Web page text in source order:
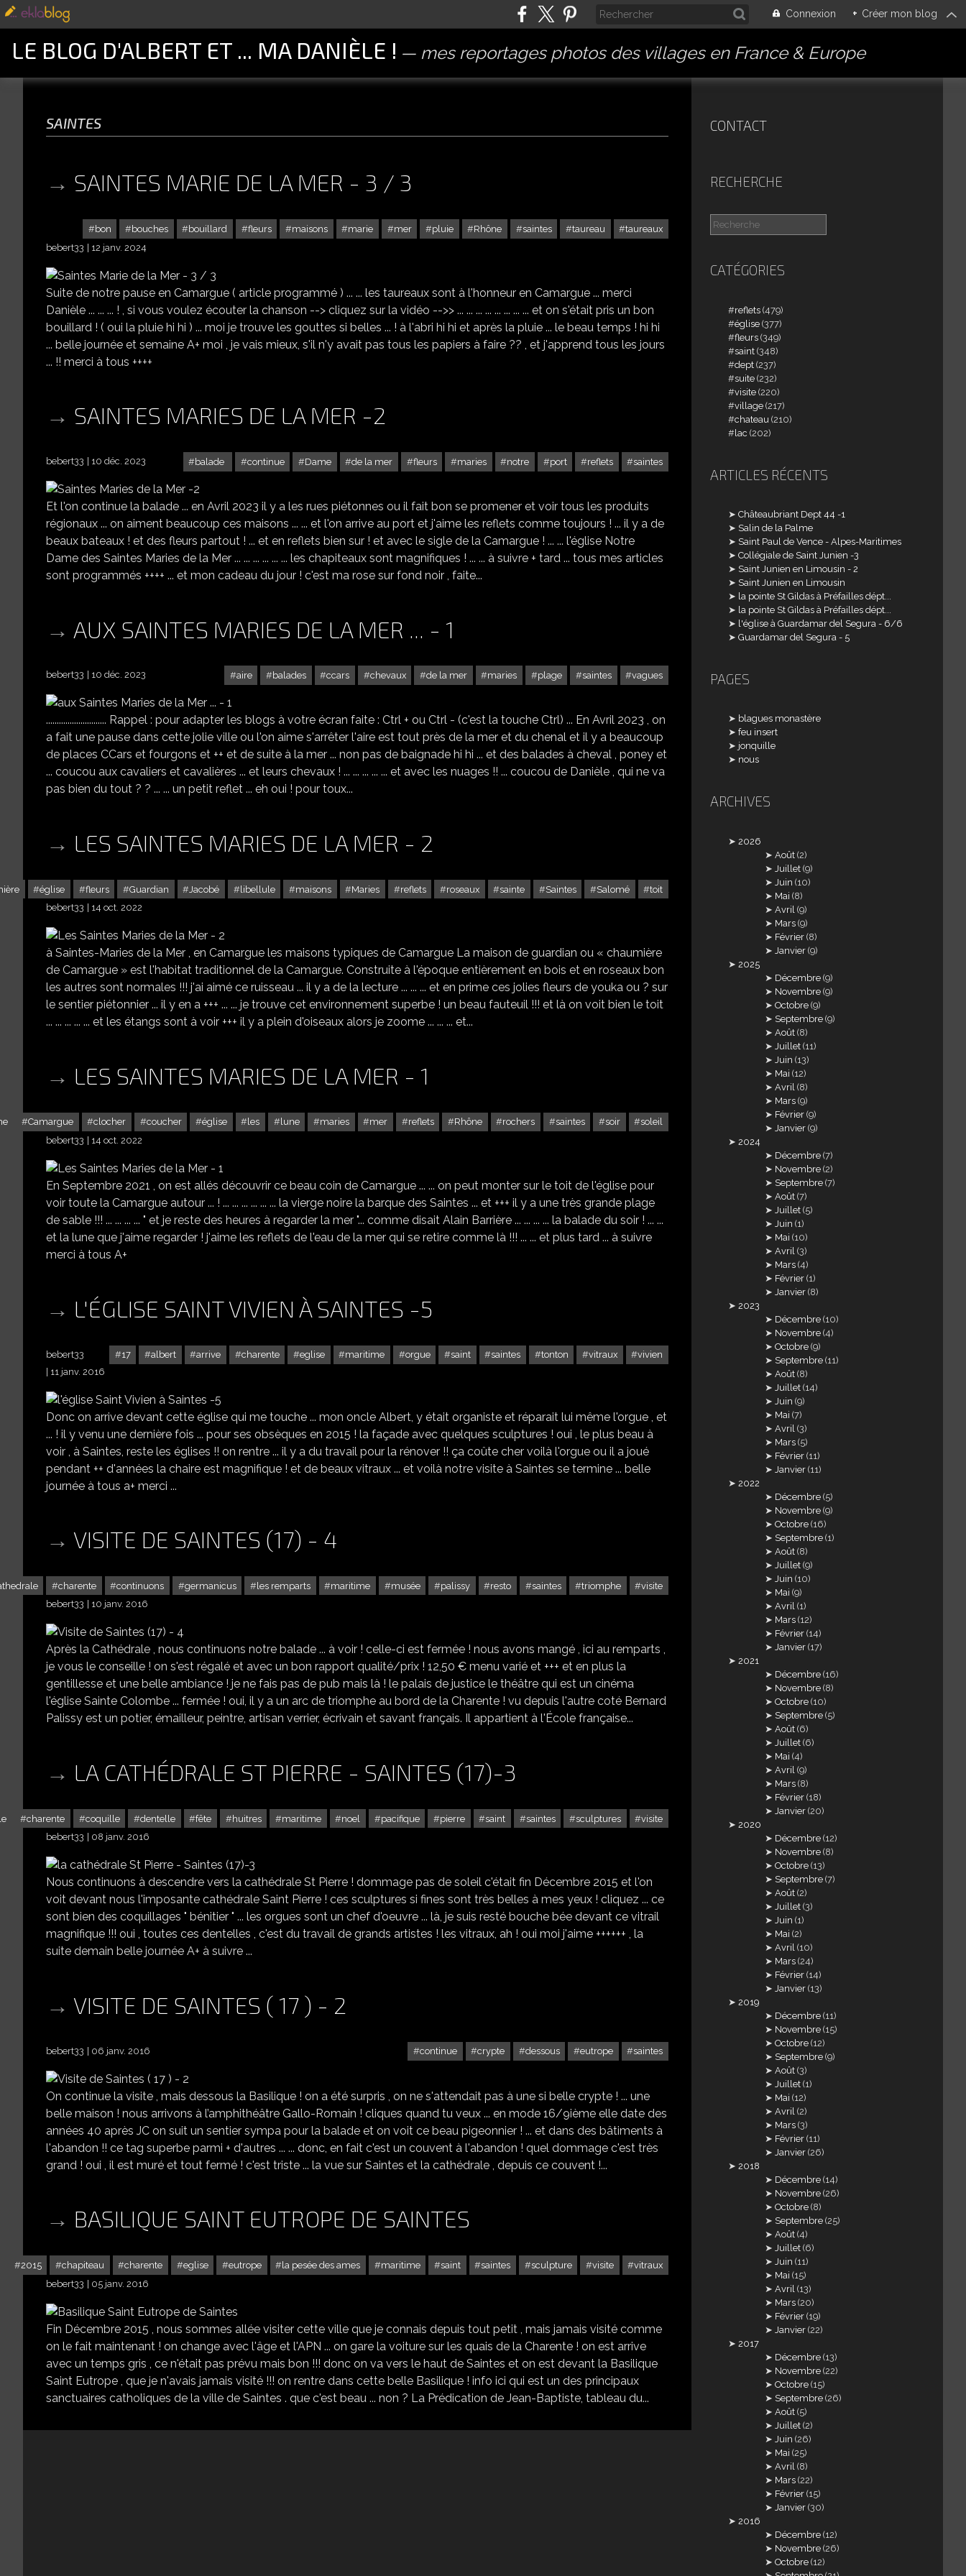
Connexion + Créer mon blog
LE BLOG D'ALBERT ET ... MA DANIÈLE ! mes reportages photos des villages en France & Europe
saintes
SAINTES MARIE DE LA MER - 3 / 3
bon bouches bouillard fleurs maisons marie mer pluie Rhône saintes taureau
taureaux
bebert33
12 janv. 2024
Suite de notre pause en Camargue ( article programmé ) ... ... les taureaux sont à l'honneur en Camargue ... merci
Danièle ... ... ... ! , si vous voulez écouter la chanson --> cliquez sur la vidéo -->> ... ... ... ... ... ... ... ... et on s'était pris un bon
bouillard ! ( oui la pluie hi hi ) ... moi je trouve les gouttes si belles ... ! à l'abri hi hi et après la pluie ... le beau temps ! hi hi
... belle journée et semaine A+ moi , je vais mieux, s'il n'y avait pas tous les papiers à faire ?? , et j'apprend tous les jours
... !! merci à tous ++++
SAINTES MARIES DE LA MER -2
balade continue Dame de la mer fleurs maries notre port reflets saintes
bebert33 10 déc. 2023 SAINTES MARIES DE LA MER -2
Et l'on continue la balade ... en Avril 2023 il y a les rues piétonnes ou il fait bon se promener et voir tous les produits
régionaux ... on aiment beaucoup ces maisons ... ... et l'on arrive au port et j'aime les reflets comme toujours ! ... il y a de
beaux bateaux ! et des fleurs partout ! ... et en reflets bien sur ! et avec le sigle de la Camargue ! ... ... l'église Notre
Dame des Saintes Maries de la Mer ... ... ... ... ... ... les chapiteaux sont magnifiques ! ... ... à suivre + tard ... tous mes articles
sont programmés ++++ ... et mon cadeau du jour ! c'est ma rose sur fond noir , faite...
AUX SAINTES MARIES DE LA MER ... - 1
aire balades ccars chevaux de la mer maries plage saintes vagues
bebert33 10 déc. 2023 AUX SAINTES MARIES DE LA MER ... - 1
............................ Rappel : pour adapter les blogs à votre écran faite : Ctrl + ou Ctrl - (c'est la touche Ctrl) ... En Avril 2023 , on
a fait une pause dans cette jolie ville ou l'on aime s'arrêter l'aire est tout près de la mer et du chenal et il y a beaucoup
de places CCars et fourgons et ++ et de suite à la mer ... non pas de baignade hi hi ... et des balades à cheval , poney et
... coucou aux cavaliers et cavalières ... et leurs chevaux ! ... ... ... ... ... et avec les nuages !! ... coucou de Danièle , qui ne va
pas bien du tout ? ? ... ... un petit reflet ... eh oui ! pour toux...
LES SAINTES MARIES DE LA MER - 2
église fleurs Guardian Jacobé libellule maisons Maries reflets roseaux sainte Saintes Salomé
toit
bebert33
14 oct. 2022
à Saintes-Maries de la Mer , en Camargue les maisons typiques de Camargue La maison de guardian ou « chaumière
de Camargue » est l'habitat traditionnel de la Camargue. Construite à l'époque entièrement en bois et en roseaux bon
les autres sont normales !!! j'ai aimé ce ruisseau ... il y a de la lecture ... ... ... et en prime ces jolies fleurs de youka ou ? sur
le sentier piétonnier ... il y en a +++ ... ... je trouve cet environnement superbe ! un beau fauteuil !!! et là on voit bien le toit
... ... ... ... ... et les étangs sont à voir +++ il y a plein d'oiseaux alors je zoome ... ... ... et...
LES SAINTES MARIES DE LA MER - 1
Camargue clocher coucher église les lune maries mer reflets Rhône rochers saintes soir
soleil
bebert33
14 oct. 2022
En Septembre 2021 , on est allés découvrir ce beau coin de Camargue ... ... on peut monter sur le toit de l'église pour
voir toute la Camargue autour ... ! ... ... ... ... ... ... la vierge noire la barque des Saintes ... et +++ il y a une très grande plage
de sable !!! ... ... ... ... " et je reste des heures à regarder la mer "... comme disait Alain Barrière ... ... ... ... la balade du soir ! ... ...
et la lune que j'aime regarder ! j'aime les reflets de l'eau de la mer qui se retire comme là !!! ... ... et plus tard ... à suivre
merci à tous A+
L'ÉGLISE SAINT VIVIEN À SAINTES -5
17 albert arrive charente eglise maritime orgue saint saintes tonton vitraux vivien
bebert33
11 janv. 2016
Donc on arrive devant cette église qui me touche ... mon oncle Albert, y était organiste et réparait lui même l'orgue , et
... ! il y venu une dernière fois ... pour ses obsèques en 2015 ! la façade avec quelques sculptures ! oui , le plus beau à
voir , à Saintes, reste les églises !! on rentre ... il y a du travail pour la rénover !! ça coûte cher voilà l'orgue ou il a joué
pendant ++ d'années la chaire est magnifique ! et de beaux vitraux ... et voilà notre visite à Saintes se termine ... belle
journée à tous a+ merci ...
VISITE DE SAINTES (17) - 4
charente continuons germanicus les remparts maritime musée palissy resto saintes triomphe
visite
bebert33
10 janv. 2016
Après la Cathédrale , nous continuons notre balade ... à voir ! celle-ci est fermée ! nous avons mangé , ici au remparts ,
je vous le conseille ! on s'est régalé et avec un bon rapport qualité/prix ! 12,50 € menu varié et +++ et en plus la
gentillesse et une belle ambiance ! je ne fais pas de pub mais là ! le palais de justice le théâtre qui est un cinéma
l'église Sainte Colombe ... fermée ! oui, il y a un arc de triomphe au bord de la Charente ! vu depuis l'autre coté Bernard
Palissy est un potier, émailleur, peintre, artisan verrier, écrivain et savant français. Il appartient à l'École française...
LA CATHÉDRALE ST PIERRE - SAINTES (17)-3
charente coquille dentelle fête huitres maritime noel pacifique pierre saint saintes sculptures
visite
bebert33
08 janv. 2016
Nous continuons à descendre vers la cathédrale St Pierre ! dommage pas de soleil c'était fin Décembre 2015 et l'on
voit devant nous l'imposante cathédrale Saint Pierre ! ces sculptures si fines sont très belles à mes yeux ! cliquez ... ce
sont bien des coquillages " bénitier " ... les orgues sont un chef d'oeuvre ... là, je suis resté bouche bée devant ce vitrail
magnifique !!! oui , toutes ces dentelles , c'est du travail de grands artistes ! les vitraux, ah ! oui moi j'aime ++++++ , la
suite demain belle journée A+ à suivre ...
VISITE DE SAINTES ( 17 ) - 2
continue crypte dessous eutrope saintes
bebert33 06 janv. 2016 VISITE DE SAINTES ( 17 ) - 2
On continue la visite , mais dessous la Basilique ! on a été surpris , on ne s'attendait pas à une si belle crypte ! ... une
belle maison ! nous arrivons à l’amphithéâtre Gallo-Romain ! cliques quand tu veux ... en mode 16/9ième elle date des
années 40 après JC on suit un sentier sympa pour la balade et on voit ce beau pigeonnier ! ... et dans des bâtiments à
l'abandon !! ce tag superbe parmi + d'autres ... ... donc, en fait c'est un couvent à l'abandon ! quel dommage c'est très
grand ! oui , il est muré et tout fermé ! c'est triste ... la vue sur Saintes et la cathédrale , depuis ce couvent !...
BASILIQUE SAINT EUTROPE DE SAINTES
2015 chapiteau charente eglise eutrope la pesée des ames maritime saint saintes sculpture visite
vitraux
bebert33
05 janv. 2016
Fin Décembre 2015 , nous sommes allée visiter cette ville que je connais depuis tout petit , mais jamais visité comme
on le fait maintenant ! on change avec l'âge et l'APN ... on gare la voiture sur les quais de la Charente ! on est arrive
avec un temps gris , ce n'était pas prévu mais bon !!! donc on va vers le haut de Saintes et on est devant la Basilique
Saint Eutrope , que je n'avais jamais visité !!! on rentre dans cette belle Basilique ! info ici qui est un des principaux
sanctuaires catholiques de la ville de Saintes . que c'est beau ... non ? La Prédication de Jean-Baptiste, tableau du...
CONTACT
RECHERCHE
CATÉGORIES
reflets (479)
église (377)
fleurs (349)
saint (348)
dept (237)
suite (232)
visite (220)
village (217)
chateau (210)
lac (202)
ARTICLES RÉCENTS
Châteaubriant Dept 44 -1
Salin de la Palme
Saint Paul de Vence - Alpes-Maritimes
Collégiale de Saint Junien -3
Saint Junien en Limousin - 2
Saint Junien en Limousin
la pointe St Gildas à Préfailles dépt...
la pointe St Gildas à Préfailles dépt...
l'église à Guardamar del Segura - 6/6
Guardamar del Segura - 5
PAGES
blagues monastère
feu insert
jonquille
nous
ARCHIVES
2026
Août (2)
Juillet (9)
Juin (10)
Mai (8)
Avril (9)
Mars (9)
Février (8)
Janvier (9)
2025
Décembre (9)
Novembre (9)
Octobre (9)
Septembre (9)
Août (8)
Juillet (11)
Juin (13)
Mai (12)
Avril (8)
Mars (9)
Février (9)
Janvier (9)
2024
Décembre (7)
Novembre (2)
Septembre (7)
Août (7)
Juillet (5)
Juin (1)
Mai (10)
Avril (3)
Mars (4)
Février (1)
Janvier (8)
2023
Décembre (10)
Novembre (4)
Octobre (9)
Septembre (11)
Août (8)
Juillet (14)
Juin (9)
Mai (7)
Avril (3)
Mars (5)
Février (11)
Janvier (11)
2022
Décembre (5)
Novembre (9)
Octobre (16)
Septembre (1)
Août (8)
Juillet (9)
Juin (10)
Mai (9)
Avril (1)
Mars (12)
Février (14)
Janvier (17)
2021
Décembre (16)
Novembre (8)
Octobre (10)
Septembre (5)
Août (6)
Juillet (6)
Mai (4)
Avril (9)
Mars (8)
Février (18)
Janvier (20)
2020
Décembre (12)
Novembre (8)
Octobre (13)
Septembre (7)
Août (2)
Juillet (3)
Juin (1)
Mai (2)
Avril (10)
Mars (24)
Février (14)
Janvier (13)
2019
Décembre (11)
Novembre (15)
Octobre (12)
Septembre (9)
Août (3)
Juillet (1)
Mai (12)
Avril (2)
Mars (3)
Février (11)
Janvier (26)
2018
Décembre (14)
Novembre (26)
Octobre (8)
Septembre (25)
Août (4)
Juillet (6)
Juin (11)
Mai (15)
Avril (13)
Mars (20)
Février (19)
Janvier (22)
2017
Décembre (13)
Novembre (22)
Octobre (15)
Septembre (26)
Août (5)
Juillet (2)
Juin (26)
Mai (25)
Avril (8)
Mars (22)
Février (15)
Janvier (30)
2016
Décembre (12)
Novembre (26)
Octobre (12)